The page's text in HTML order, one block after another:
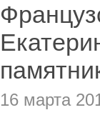
16 марта